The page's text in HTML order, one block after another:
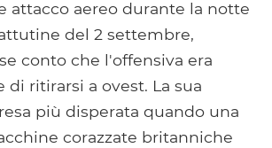
attacco aereo durante la notte
del 2 settembre,
conto che l'offensiva era
di ritirarsi a ovest. La sua
più disperata quando una
corazzate britanniche